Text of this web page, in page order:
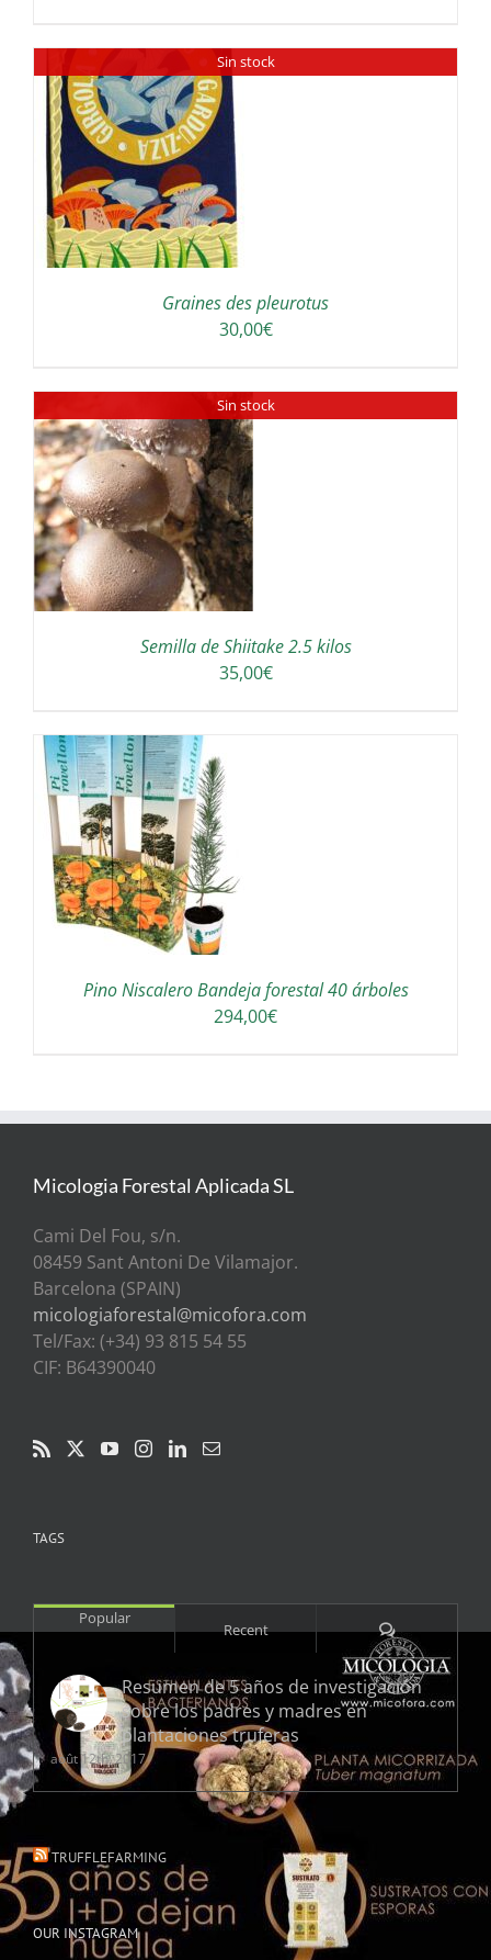
Sin stock
Graines des pleurotus
30,00€
Sin stock
Semilla de Shiitake 2.5 kilos
35,00€
Pino Niscalero Bandeja forestal 40 árboles
294,00€
Micologia Forestal Aplicada SL
Cami Del Fou, s/n.
08459 Sant Antoni De Vilamajor.
Barcelona (SPAIN)
micologiaforestal@micofora.com
Tel/Fax: (+34) 93 815 54 55
CIF: B64390040
TAGS
Popular
Recent Comments
Resumen de 5 años de investigación
sobre los padres y madres en
plantaciones truferas
août 12th, 2017
TRUFFLEFARMING
OUR INSTAGRAM